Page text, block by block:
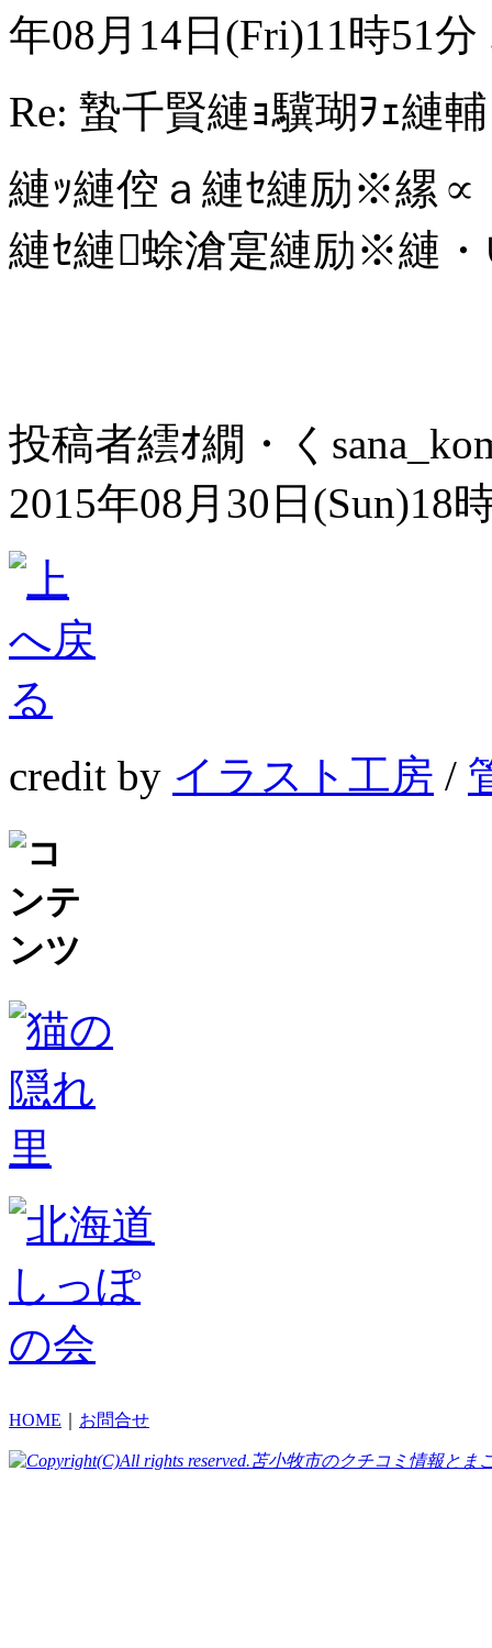
年08月14日(Fri)11時51分
Re: 蟄千賢縺ｮ驥瑚ｦｪ縺
縺ｯ縺倥ａ縺ｾ縺励※縲∝
縺ｾ縺蜍滄寔縺励※縺・
投稿者繧ｵ繝・く
2015年08月30日(Sun)18
credit by イラスト工房 /
HOME お問合せ